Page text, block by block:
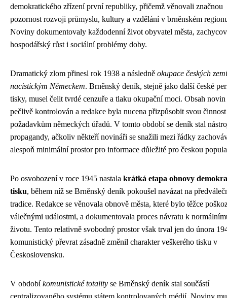
demokratického zřízení první republiky, přičemž věnovali značnou
pozornost rozvoji průmyslu, kultury a vzdělání v brněnském
Noviny dokumentovaly každodenní život obyvatel města,
hospodářský růst i sociální problémy doby.
Dramatický zlom přinesl rok 1938 a následně okupace českých zemí
nacistickým Německem. Brněnský deník, stejně jako další české
tisky, musel čelit tvrdé cenzuře a tlaku okupační moci. Obsah
pečlivě kontrolován a redakce byla nucena přizpůsobit svou činnost
požadavkům německých úřadů. V tomto období se deník stal
propagandy, ačkoliv někteří novináři se snažili mezi řádky
alespoň minimální prostor pro informace důležité pro českou
Po osvobození v roce 1945 nastala krátká etapa obnovy
tisku, během níž se Brněnský deník pokoušel navázat na
tradice. Redakce se věnovala obnově města, které bylo těžce
válečnými událostmi, a dokumentovala proces návratu k
životu. Tento relativně svobodný prostor však trval jen do února
komunistický převrat zásadně změnil charakter veškerého tisku v
Československu.
V obdobíkomunistické totality se Brněnský deník stal součástí
centralizovaného systému státem kontrolovaných médií. Noviny